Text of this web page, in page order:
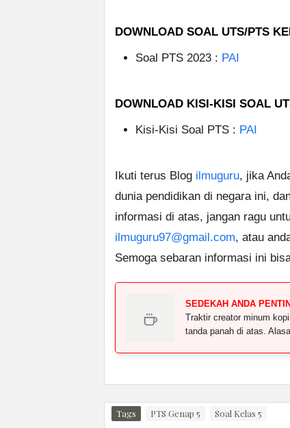
DOWNLOAD SOAL UTS/PTS
Soal PTS 2023 : PAI
DOWNLOAD KISI-KISI SOAL
Kisi-Kisi Soal PTS : PAI
Ikuti terus Blog ilmuguru, jika
dunia pendidikan di negara ini,
informasi di atas, jangan ragu
ilmuguru97@gmail.com, atau
Semoga sebaran informasi ini
SEDEKAH ANDA
Traktir creator minum
tanda panah di atas.
Tags PTS Genap 5 Soal Kelas 5